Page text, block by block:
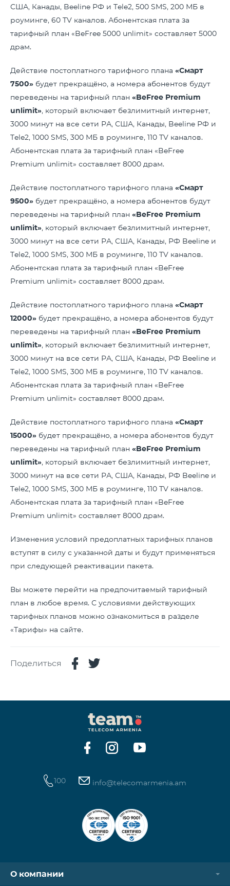
США, Канады, Beeline РФ и Tele2, 500 SMS, 200 МБ в
роуминге, 60 TV каналов. Абонентская плата за
тарифный план «BeFree 5000 unlimit» составляет 5000
драм.
Действие постоплатного тарифного плана «Смарт
7500» будет прекращёно, а номера абонентов будут
переведены на тарифный план «BeFree Premium
unlimit», который включает безлимитный интернет,
3000 минут на все сети РА, США, Канады, Beeline РФ и
Tele2, 1000 SMS, 300 МБ в роуминге, 110 TV каналов.
Абонентская плата за тарифный план «BeFree
Premium unlimit» составляет 8000 драм.
Действие постоплатного тарифного плана «Смарт
9500» будет прекращёно, а номера абонентов будут
переведены на тарифный план «BeFree Premium
unlimit», который включает безлимитный интернет,
3000 минут на все сети РА, США, Канады, РФ Beeline и
Tele2, 1000 SMS, 300 МБ в роуминге, 110 TV каналов.
Абонентская плата за тарифный план «BeFree
Premium unlimit» составляет 8000 драм.
Действие постоплатного тарифного плана «Смарт
12000» будет прекращёно, а номера абонентов будут
переведены на тарифный план «BeFree Premium
unlimit», который включает безлимитный интернет,
3000 минут на все сети РА, США, Канады, РФ Beeline и
Tele2, 1000 SMS, 300 МБ в роуминге, 110 TV каналов.
Абонентская плата за тарифный план «BeFree
Premium unlimit» составляет 8000 драм.
Действие постоплатного тарифного плана «Смарт
15000» будет прекращёно, а номера абонентов будут
переведены на тарифный план «BeFree Premium
unlimit», который включает безлимитный интернет,
3000 минут на все сети РА, США, Канады, РФ Beeline и
Tele2, 1000 SMS, 300 МБ в роуминге, 110 TV каналов.
Абонентская плата за тарифный план «BeFree
Premium unlimit» составляет 8000 драм.
Изменения условий предоплатных тарифных планов
вступят в силу с указанной даты и будут применяться
при следующей реактивации пакета.
Вы можете перейти на предпочитаемый тарифный
план в любое время. С условиями действующих
тарифных планов можно ознакомиться в разделе
«Тарифы» на сайте.
Поделиться
100 info@telecomarmenia.am
О компании